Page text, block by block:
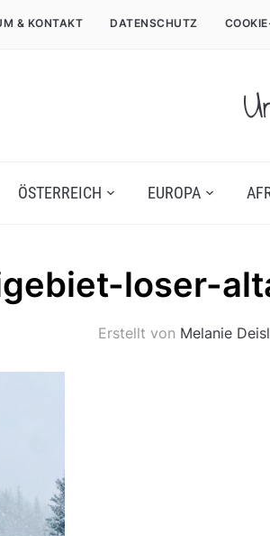
& KONTAKT DATENSCHUTZ
ÖSTERREICH EUROPA
loser-
Erstellt von Melanie Deisl